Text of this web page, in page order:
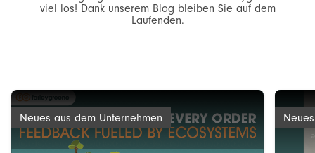
viel los! Dank unserem Blog bleiben Sie auf dem
Laufenden.
Neues aus dem Unternehmen